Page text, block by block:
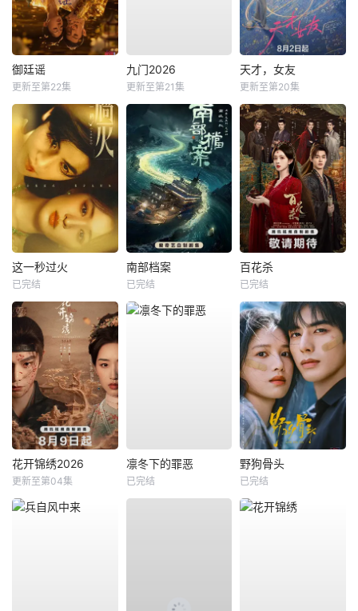
御廷谣
更新至第22集
九门2026
更新至第21集
天才，女友
更新至第20集
这一秒过火
已完结
南部档案
已完结
百花杀
已完结
花开锦绣2026
更新至第04集
凛冬下的罪恶
已完结
野狗骨头
已完结